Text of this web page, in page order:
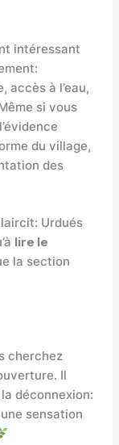
intéressant
accès à l’eau,
si vous
du village,
des
Urdués
lire le
la section
cherchez
Il
déconnexion:
sensation